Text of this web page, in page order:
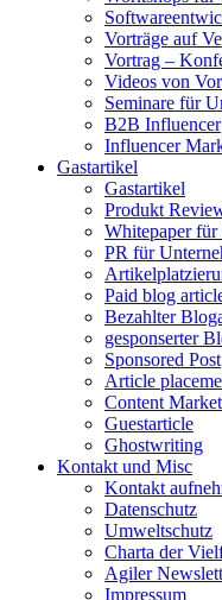
Vorträge auf
Vortrag –
Videos von
Seminare für
B2B Influencer
Influencer
Gastartikel
Gastartikel
Produkt
Whitepaper für
PR für
Paid blog
Bezahlter
gesponserter
Sponsored Post
Article
Content
Guestarticle
Ghostwriting
Kontakt und Misc
Kontakt
Datenschutz
Umweltschutz
Charta der
Agiler
Impressum